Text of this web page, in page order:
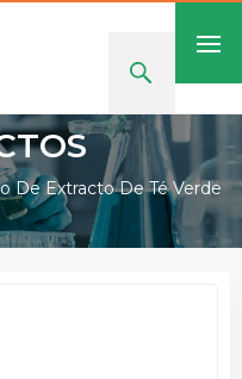
De Extracto De Té Verde